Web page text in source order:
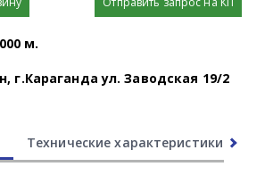
м.
г.Караганда ул. Заводская 19/2
Технические характеристики